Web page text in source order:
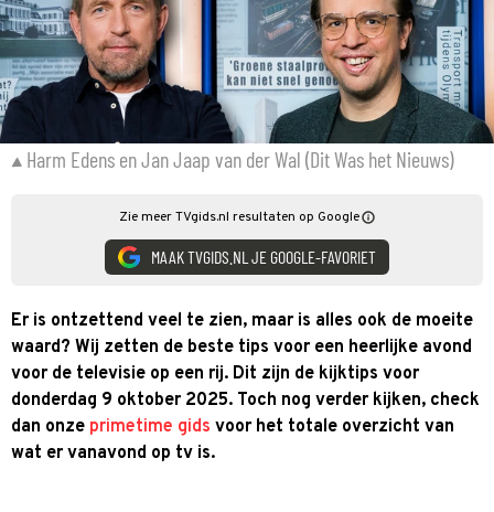
Harm Edens en Jan Jaap van der Wal (Dit Was het Nieuws)
Zie meer TVgids.nl resultaten op Google
MAAK TVGIDS.NL JE GOOGLE-FAVORIET
Er is ontzettend veel te zien, maar is alles ook de moeite
waard? Wij zetten de beste tips voor een heerlijke avond
voor de televisie op een rij. Dit zijn de kijktips voor
donderdag 9 oktober 2025. Toch nog verder kijken, check
dan onze primetime gids voor het totale overzicht van
wat er vanavond op tv is.